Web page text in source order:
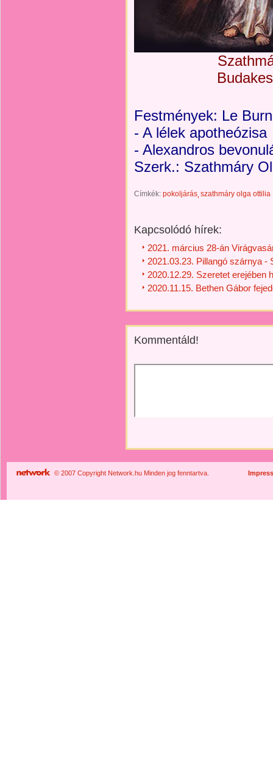
Festmények: Le
- A lélek apotheózisa
- Alexandros
Szerk.: Szathmáry
Címkék: pokoljárás szathmáry olga ottilia
Kapcsolódó hírek:
2021. március 28-án
2021.03.23. Pillangó szárnya -
2020.12.29. Szeretet erejében
2020.11.15. Bethen Gábor
Kommentáld!
© 2007 Copyright Network.hu Minden jog fenntartva.